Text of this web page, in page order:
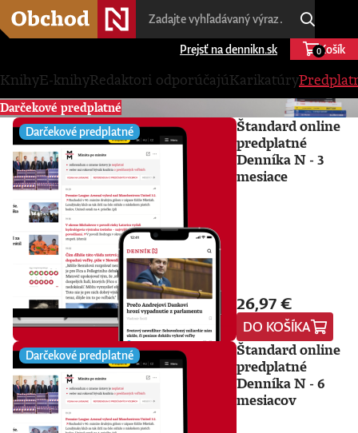
Prejsť na dennikn.sk Košík
0
KnihyE-knihyRedaktori odporúčajúKarikatúry
Darčekové predplatné
Darčekové predplatné
Štandard online
predplatné
Denníka N - 3
mesiace
26,97 €
DO KOŠÍKA
Darčekové predplatné
Štandard online
predplatné
Denníka N - 6
mesiacov